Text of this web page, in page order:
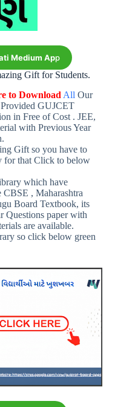
Medium App
Gift for Students.
to Download All Our
GUJCET
in Free of Cost . JEE,
with Previous Year
Gift so you have to
for that Click to below
which have
, Maharashtra
Board Textbook, its
Questions paper with
are available.
so click below green